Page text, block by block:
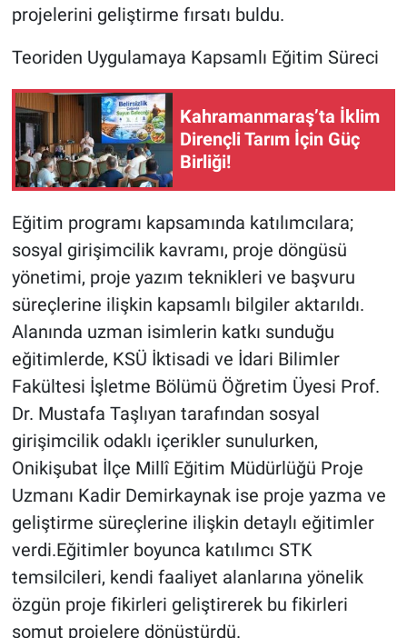
projelerini geliştirme fırsatı buldu.
Teoriden Uygulamaya Kapsamlı Eğitim Süreci
Kahramanmaraş’ta İklim
Dirençli Tarım İçin Güç
Birliği!
Eğitim programı kapsamında katılımcılara;
sosyal girişimcilik kavramı, proje döngüsü
yönetimi, proje yazım teknikleri ve başvuru
süreçlerine ilişkin kapsamlı bilgiler aktarıldı.
Alanında uzman isimlerin katkı sunduğu
eğitimlerde, KSÜ İktisadi ve İdari Bilimler
Fakültesi İşletme Bölümü Öğretim Üyesi Prof.
Dr. Mustafa Taşlıyan tarafından sosyal
girişimcilik odaklı içerikler sunulurken,
Onikişubat İlçe Millî Eğitim Müdürlüğü Proje
Uzmanı Kadir Demirkaynak ise proje yazma ve
geliştirme süreçlerine ilişkin detaylı eğitimler
verdi.Eğitimler boyunca katılımcı STK
temsilcileri, kendi faaliyet alanlarına yönelik
özgün proje fikirleri geliştirerek bu fikirleri
somut projelere dönüştürdü.